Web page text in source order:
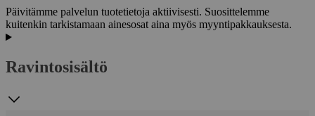
Päivitämme palvelun tuotetietoja aktiivisesti. Suosittelemme
kuitenkin tarkistamaan ainesosat aina myös myyntipakkauksesta.
Ravintosisältö